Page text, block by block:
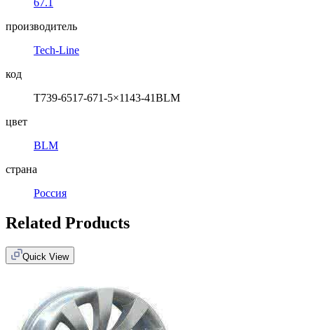
производитель
Tech-Line
код
T739-6517-671-5×1143-41BLM
цвет
BLM
страна
Россия
Related Products
Quick View